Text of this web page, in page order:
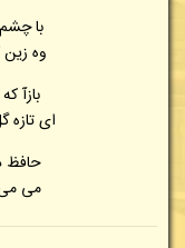
با
وه
بازآ
ای
حافظ
می